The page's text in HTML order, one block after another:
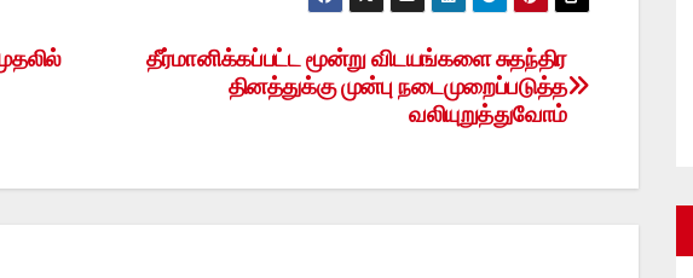
தீர்மானிக்கப்பட்ட மூன்று விடயங்களை சுதந்திர
தினத்துக்கு முன்பு நடைமுறைப்படுத்த
வலியுறுத்துவோம்